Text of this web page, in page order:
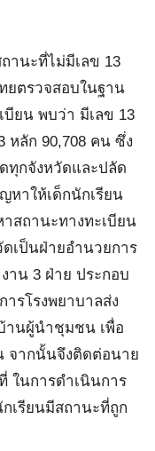
านะที่ไม่มีเลข 13
ยตรวจสอบในฐาน
ยน พบว่า มีเลข 13
หลัก 90,708 คน ซึ่ง
ทุกจังหวัดและปลัด
หาให้เด็กนักเรียน
สถานะทางทะเบียน
เป็นฝ่ายอำนวยการ
าน 3 ฝ่าย ประกอบ
ารโรงพยาบาลส่ง
านผู้นำชุมชน เพื่อ
จากนั้นจึงติดต่อนาย
ในการดำเนินการ
เรียนมีสถานะที่ถูก